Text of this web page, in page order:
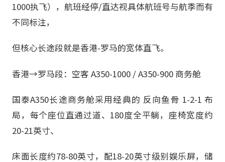
1000执飞），航班经停/直达视具体航班号与航季而有
不同标注，
但核心长途段就是香港-罗马的宽体直飞。
香港→罗马段：空客 A350-1000 / A350-900 商务舱
国泰A350长途商务舱采用经典的 反向鱼骨 1-2-1 布
局，每个座位直通过道、180度全平躺，座椅宽度约
20-21英寸、
床面长度约78-80英寸，配18-20英寸级别娱乐屏，储